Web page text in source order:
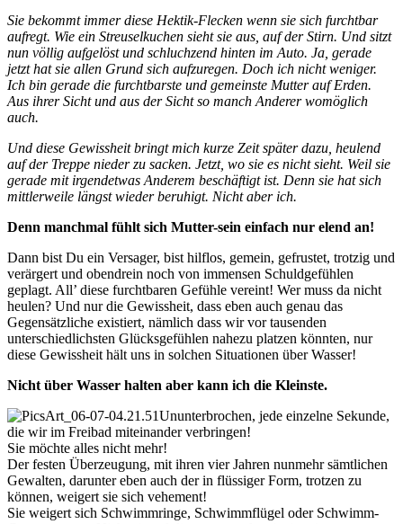
Sie bekommt immer diese Hektik-Flecken wenn sie sich furchtbar
aufregt. Wie ein Streuselkuchen sieht sie aus, auf der Stirn. Und sitzt
nun völlig aufgelöst und schluchzend hinten im Auto. Ja, gerade
jetzt hat sie allen Grund sich aufzuregen. Doch ich nicht weniger.
Ich bin gerade die furchtbarste und gemeinste Mutter auf Erden.
Aus ihrer Sicht und aus der Sicht so manch Anderer womöglich
auch.
Und diese Gewissheit bringt mich kurze Zeit später dazu, heulend
auf der Treppe nieder zu sacken. Jetzt, wo sie es nicht sieht. Weil sie
gerade mit irgendetwas Anderem beschäftigt ist. Denn sie hat sich
mittlerweile längst wieder beruhigt. Nicht aber ich.
Denn manchmal fühlt sich Mutter-sein einfach nur elend an!
Dann bist Du ein Versager, bist hilflos, gemein, gefrustet, trotzig und
verärgert und obendrein noch von immensen Schuldgefühlen
geplagt. All’ diese furchtbaren Gefühle vereint! Wer muss da nicht
heulen? Und nur die Gewissheit, dass eben auch genau das
Gegensätzliche existiert, nämlich dass wir vor tausenden
unterschiedlichsten Glücksgefühlen nahezu platzen könnten, nur
diese Gewissheit hält uns in solchen Situationen über Wasser!
Nicht über Wasser halten aber kann ich die Kleinste.
Ununterbrochen, jede einzelne Sekunde,
die wir im Freibad miteinander verbringen!
Sie möchte alles nicht mehr!
Der festen Überzeugung, mit ihren vier Jahren nunmehr sämtlichen
Gewalten, darunter eben auch der in flüssiger Form, trotzen zu
können, weigert sie sich vehement!
Sie weigert sich Schwimmringe, Schwimmflügel oder Schwimm-